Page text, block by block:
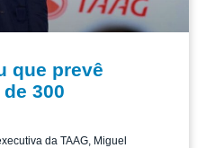
que prevê
300
da TAAG, Miguel